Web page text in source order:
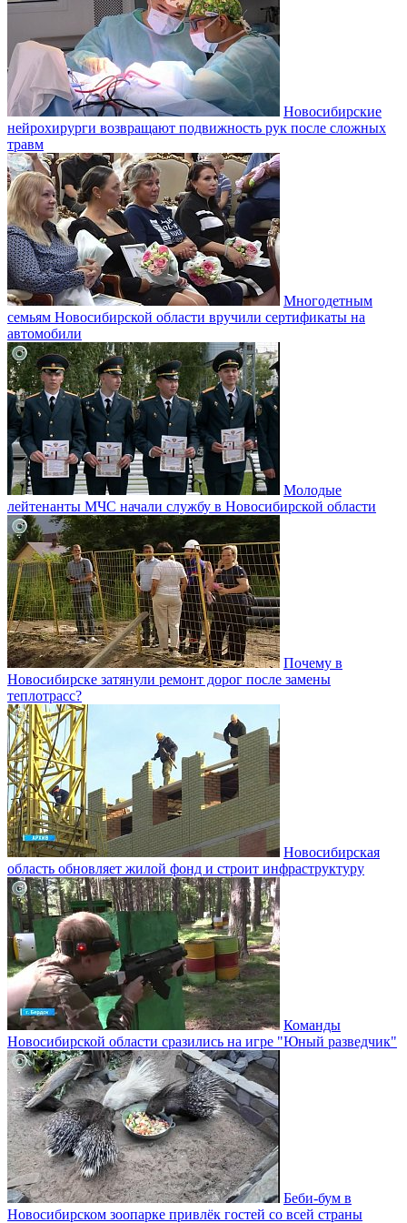
Новосибирские
нейрохирурги возвращают подвижность рук после сложных
травм
Многодетным
семьям Новосибирской области вручили сертификаты на
автомобили
Молодые
лейтенанты МЧС начали службу в Новосибирской области
Почему в
Новосибирске затянули ремонт дорог после замены
теплотрасс?
Новосибирская
область обновляет жилой фонд и строит инфраструктуру
Команды
Новосибирской области сразились на игре "Юный разведчик"
Беби-бум в
Новосибирском зоопарке привлёк гостей со всей страны